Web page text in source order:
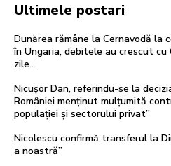
Ultimele postari
Dunărea rămâne la Cernavodă la
în Ungaria, debitele au crescut
zile...
Nicușor Dan, referindu-se la
României menținut mulțumită
populației și sectorului privat”
Nicolescu confirmă transferul la
a noastră”